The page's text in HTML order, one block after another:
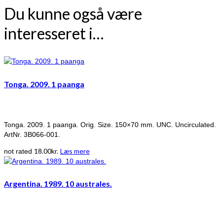
Du kunne også være
interesseret i…
Tonga. 2009. 1 paanga
Tonga. 2009. 1 paanga. Orig. Size. 150×70 mm. UNC. Uncirculated.
ArtNr. 3B066-001.
not rated 18.00kr. Læs mere
Argentina. 1989. 10 australes.